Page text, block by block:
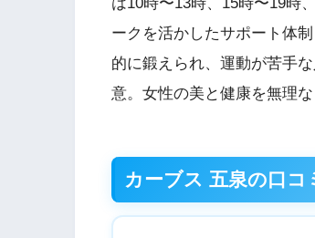
ークを活かしたサポート体
的に鍛えられ、運動が苦手
意。女性の美と健康を無理な
カーブス 五泉の口コ